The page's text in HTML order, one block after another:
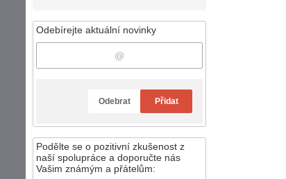
Odebírejte aktuální novinky
Odebrat Přidat
Podělte se o pozitivní zkušenost z
naší spolupráce a doporučte nás
Vašim známým a přátelům: